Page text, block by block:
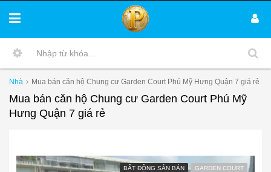
Nhà Mua bán căn hộ Chung cư Garden Court Phú Mỹ Hưng Quận 7 giá rẻ
Mua bán căn hộ Chung cư Garden Court Phú Mỹ
Hưng Quận 7 giá rẻ
BẤT ĐỘNG SẢN BÁN GARDEN COURT